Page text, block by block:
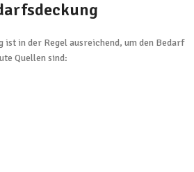
ist in der Regel ausreichend, um den Bedarf
Quellen sind: